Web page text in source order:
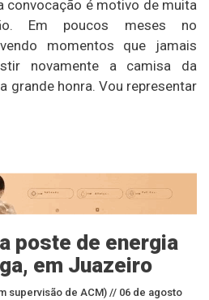
convocação é motivo de muita
Em poucos meses no
momentos que jamais
novamente a camisa da
grande honra. Vou representar
poste de energia
em Juazeiro
supervisão de ACM) // 06 de agosto